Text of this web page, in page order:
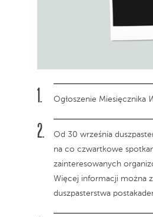
Ogłoszenie Miesięcznika
Od 30 września
na co czwartkowe
zainteresowanych
Więcej informacji można
duszpasterstwa